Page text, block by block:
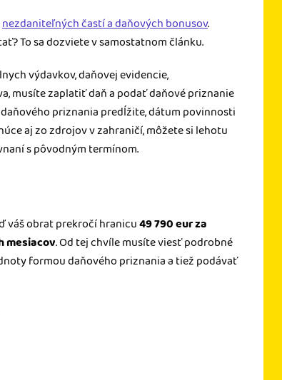
nezdaniteľných častí a daňových bonusov.
To sa dozviete v samostatnom článku.
výdavkov, daňovej evidencie,
musíte zaplatiť daň a podať daňové priznanie
priznania predĺžite, dátum povinnosti
aj zo zdrojov v zahraničí, môžete si lehotu
s pôvodným termínom.
váš obrat prekročí hranicu49 790 eur za
mesiacov. Od tej chvíle musíte viesť podrobné
formou daňového priznania a tiež podávať